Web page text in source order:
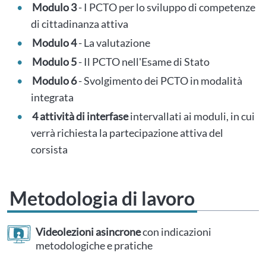
Modulo 3- I PCTO per lo sviluppo di competenze
di cittadinanza attiva
Modulo 4- La valutazione
Modulo 5- Il PCTO nell'Esame di Stato
Modulo 6- Svolgimento dei PCTO in modalità
integrata
4 attività di interfaseintervallati ai moduli, in cui
verrà richiesta la partecipazione attiva del
corsista
Metodologia di lavoro
Videolezioni asincronecon indicazioni
metodologiche e pratiche